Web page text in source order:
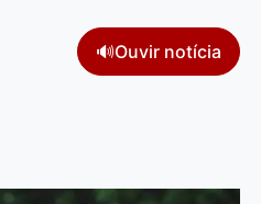
🔊Ouvir notícia